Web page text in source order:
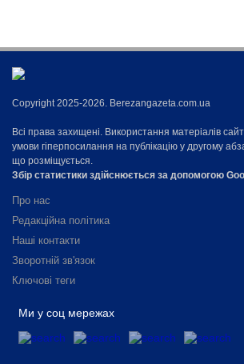
Copyright 2025-2026. Berezangazeta.com.ua
Всі права захищені. Використання матеріалів
умови гіперпосилання на публікацію у другому
що розміщується.
Збір статистики здійснюється за допомогою
Про нас
Редакційна політика
Наші контакти
Зворотній зв'язок
Ключові теги
Ми у соц мережах